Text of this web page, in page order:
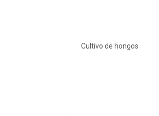
Cultivo de hongos